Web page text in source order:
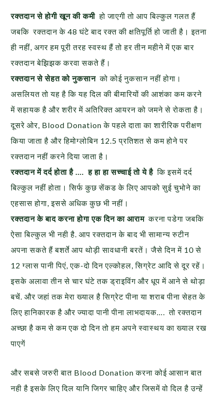
रक्तदान से होगी खून की कमी हो जाएगी तो आप बिल्कुल गलत हैं
जबकि रक्तदान के 48 घंटे बाद रक्त की क्षतिपूर्ति हो जाती है। इतना
ही नहीं, अगर हम पूरी तरह स्वस्थ हैं तो हर तीन महीने में एक बार
रक्तदान बेझिझक करवा सकते हैं।
रक्तदान से सेहत को नुकसान को कोई नुकसान नहीं होगा।
असलियत तो यह है कि यह दिल की बीमारियों की आशंका कम करने
में सहायक है और शरीर में अतिरिक्त आयरन को जमने से रोकता है।
दूसरे ओर, Blood Donation के पहले दाता का शारीरिक परीक्षण
किया जाता है और हिमोग्लोबिन 12.5 प्रतिशत से कम होने पर
रक्तदान नहीं करने दिया जाता है।
रक्तदान में दर्द होता है …. ह हा हा सच्चाई तो ये है कि इसमें दर्द
बिल्कुल नहीं होता। सिर्फ कुछ सेंकड के लिए आपको सुई चुभोने का
एहसास होगा, इससे अधिक कुछ भी नहीं।
रक्तदान के बाद करना होगा एक दिन का आरामकरना पडेगा जबकि
ऐसा बिल्कुल भी नही है. आप रक्तदान के बाद भी सामान्य रुटीन
अपना सकते हैं बशर्ते आप थोड़ी सावधानी बरतें। जैसे दिन में 10 से
12 ग्लास पानी पिएं, एक-दो दिन एल्कोहल, सिग्रेट आदि से दूर रहें।
इसके अलावा तीन से चार घंटे तक ड्राइविंग और धूप में आने से थोड़ा
बचें. और जहां तक मेरा ख्याल है सिग्रेट पीना या शराब पीना सेहत के
लिए हानिकारक है और ज्यादा पानी पीना लाभदायक…. तो रक्तदान
अच्छा है कम से कम एक दो दिन तो हम अपने स्वास्थय का ख्याल रख
पाएगें
और सबसे जरुरी बात Blood Donation करना कोई आसान बात
नही है इसके लिए दिल यानि जिगर चाहिए और जिसमें वो दिल है उन्हें